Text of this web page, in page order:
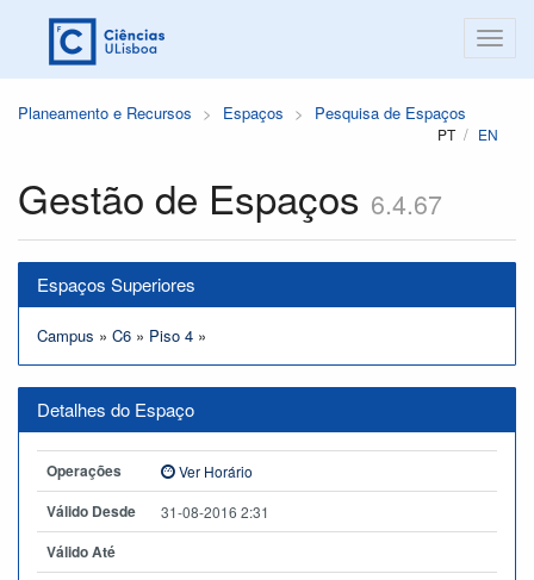
Planeamento e Recursos Espaços Pesquisa de Espaços
PT EN
Gestão de Espaços 6.4.67
Espaços Superiores
Campus » C6 » Piso 4 »
Detalhes do Espaço
Operações Ver Horário
Válido Desde 31-08-2016 2:31
Válido Até